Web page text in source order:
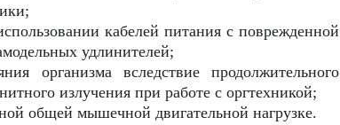
кабелей питания с поврежденной
удлинителей;
организма вследствие продолжительного
излучения при работе с оргтехникой;
общей мышечной двигательной нагрузке.